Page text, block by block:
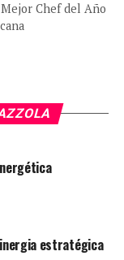
Chef del Año
estratégica